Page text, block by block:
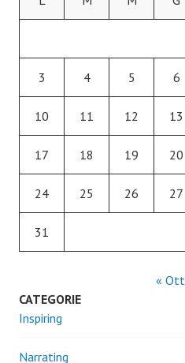
3 4 5 6
10 11 12 13
17 18 19 20
24 25 26 27
31
« Ott
CATEGORIE
Inspiring
Narrating